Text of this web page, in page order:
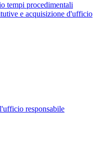
tempi procedimentali
e acquisizione d'ufficio
responsabile